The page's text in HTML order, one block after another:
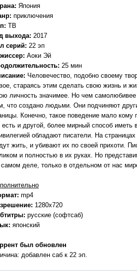
Япония
приключения
ТВ
выхода: 2017
серий: 22 эп
Аоки Эй
25 мин
Человечество, подобно своему
стараясь этим сделать свою жизнь и
личность значимее. Но чем
что создано людьми. Они подчиняют
Конечно, такое поведение мало кому
и другой, более мирный способ иметь
обладают писатели. На
жить, и убивают их по своей прихоти.
и полностью в их руках. Но
самом деле, только в отдельном от нас
mp4
1280x720
русские (софтсаб)
японский
был обновлен
добавлен саб к 22 эп.